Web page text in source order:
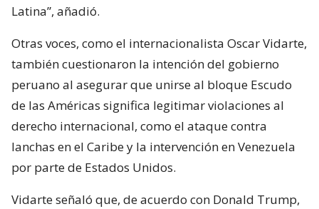
Latina”, añadió.
Otras voces, como el internacionalista Oscar Vidarte,
también cuestionaron la intención del gobierno
peruano al asegurar que unirse al bloque Escudo
de las Américas significa legitimar violaciones al
derecho internacional, como el ataque contra
lanchas en el Caribe y la intervención en Venezuela
por parte de Estados Unidos.
Vidarte señaló que, de acuerdo con Donald Trump,